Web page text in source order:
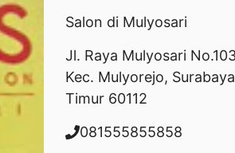
Salon di Mulyosari
Jl. Raya Mulyosari
Kec. Mulyorejo,
Timur 60112
081555855858